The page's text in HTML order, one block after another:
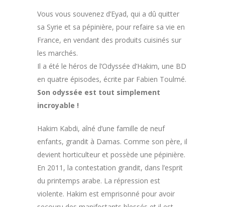
Vous vous souvenez d’Eyad, qui a dû quitter
sa Syrie et sa pépinière, pour refaire sa vie en
France, en vendant des produits cuisinés sur
les marchés.
Il a été le héros de l’Odyssée d’Hakim, une BD
en quatre épisodes, écrite par Fabien Toulmé.
Son odyssée est tout simplement
incroyable !
Hakim Kabdi, aîné d’une famille de neuf
enfants, grandit à Damas. Comme son père, il
devient horticulteur et possède une pépinière.
En 2011, la contestation grandit, dans l’esprit
du printemps arabe. La répression est
violente. Hakim est emprisonné pour avoir